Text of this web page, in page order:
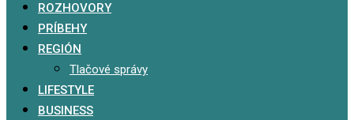
ROZHOVORY
PRÍBEHY
REGIÓN
Tlačové správy
LIFESTYLE
BUSINESS